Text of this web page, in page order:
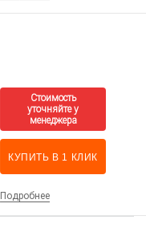
КУПИТЬ В 1 КЛИК
Подробнее